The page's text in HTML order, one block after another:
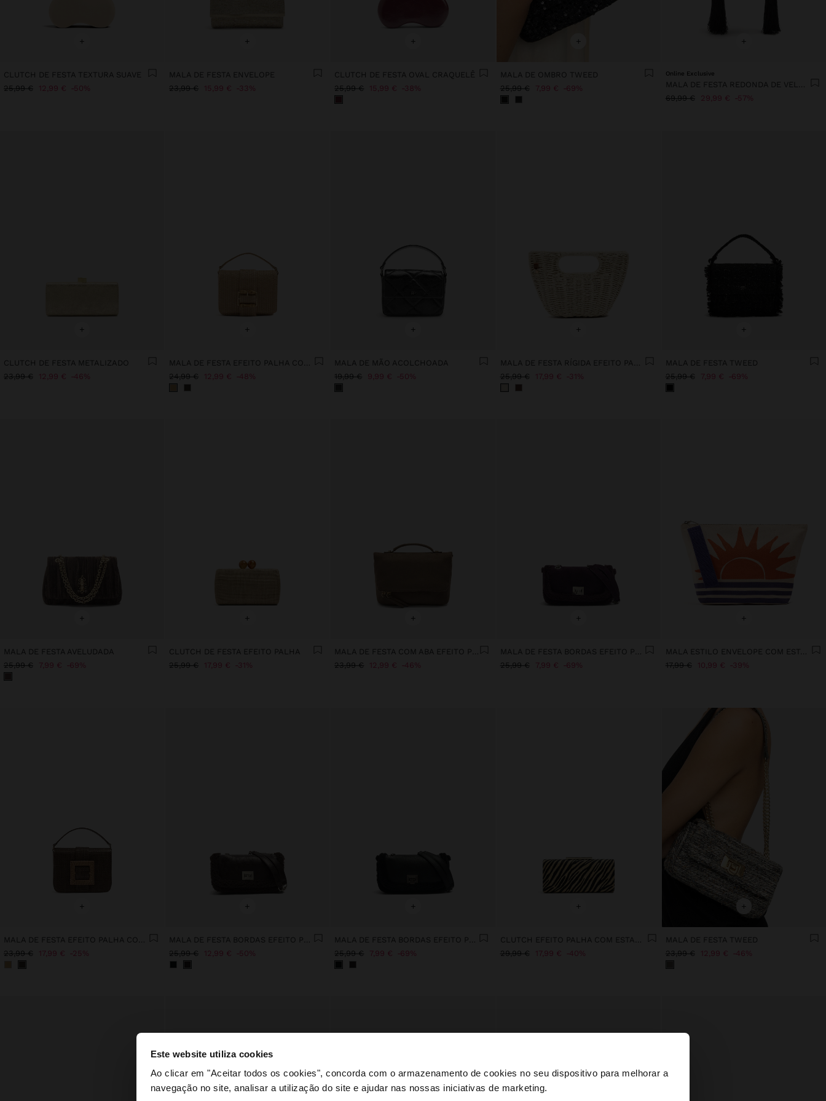
Este website utiliza cookies
Ao clicar em "Aceitar todos os cookies", concorda com o armazenamento de cookies no seu dispositivo para melhorar a
navegação no site, analisar a utilização do site e ajudar nas nossas iniciativas de marketing.
olá
Está a aceder ao site a partir de Portugal. Deseja navegar no nosso site United States?
+
CLUTCH DE FESTA TEXTURA SUAVE
25,99 € 12,99 € 50%
+
MALA DE FESTA ENVELOPE
23,99 € 15,99 € 33%
+
CLUTCH DE FESTA OVAL CRAQUELÊ
25,99 € 15,99 € 38%
+
MALA DE OMBRO TWEED
25,99 € 7,99 € 69%
+
Online Exclusive
MALA DE FESTA REDONDA DE VELUDO
69,99 € 29,99 € 57%
+
CLUTCH DE FESTA METALIZADO
23,99 € 12,99 € 46%
+
MALA DE FESTA EFEITO PALHA COM ABA
24,99 € 12,99 € 48%
+
MALA DE MÃO ACOLCHOADA
19,99 € 9,99 € 50%
+
MALA DE FESTA RÍGIDA EFEITO PALHA
25,99 € 17,99 € 31%
+
MALA DE FESTA TWEED
25,99 € 7,99 € 69%
+
MALA DE FESTA AVELUDADA
25,99 € 7,99 € 69%
+
CLUTCH DE FESTA EFEITO PALHA
25,99 € 17,99 € 31%
+
23,99 € 12,99 € 46%
+
25,99 € 7,99 € 69%
+
17,99 € 10,99 € 39%
+
23,99 € 17,99 € 25%
+
25,99 € 12,99 € 50%
+
25,99 € 7,99 € 69%
+
29,99 € 17,99 € 40%
+
MALA DE FESTA TWEED
23,99 € 12,99 € 46%